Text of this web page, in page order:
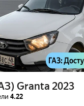
Granta 2023
4.22